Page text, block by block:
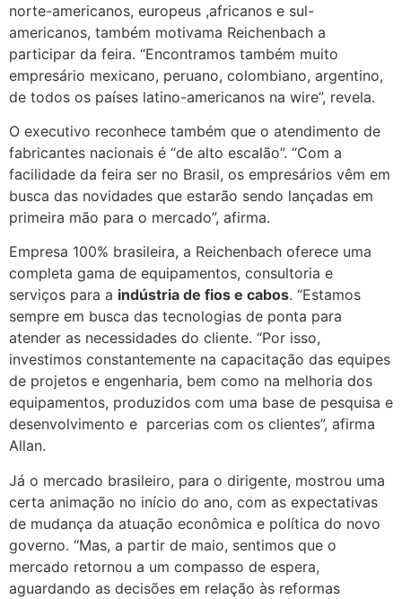
norte-americanos, europeus ,africanos e sul-
americanos, também motivama Reichenbach a
participar da feira. “Encontramos também muito
empresário mexicano, peruano, colombiano, argentino,
de todos os países latino-americanos na wire”, revela.
O executivo reconhece também que o atendimento de
fabricantes nacionais é “de alto escalão”. “Com a
facilidade da feira ser no Brasil, os empresários vêm em
busca das novidades que estarão sendo lançadas em
primeira mão para o mercado”, afirma.
Empresa 100% brasileira, a Reichenbach oferece uma
completa gama de equipamentos, consultoria e
serviços para a indústria de fios e cabos. “Estamos
sempre em busca das tecnologias de ponta para
atender as necessidades do cliente. “Por isso,
investimos constantemente na capacitação das equipes
de projetos e engenharia, bem como na melhoria dos
equipamentos, produzidos com uma base de pesquisa e
desenvolvimento e parcerias com os clientes”, afirma
Allan.
Já o mercado brasileiro, para o dirigente, mostrou uma
certa animação no início do ano, com as expectativas
de mudança da atuação econômica e política do novo
governo. “Mas, a partir de maio, sentimos que o
mercado retornou a um compasso de espera,
aguardando as decisões em relação às reformas